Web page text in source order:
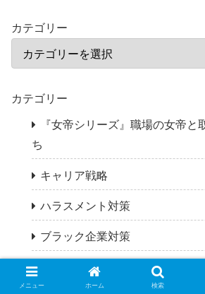
カテゴリー
カテゴリー
『女帝シリーズ』職場の女帝と
ち
キャリア戦略
ハラスメント対策
ブラック企業対策
転職ガイド
メニュー ホーム 検索